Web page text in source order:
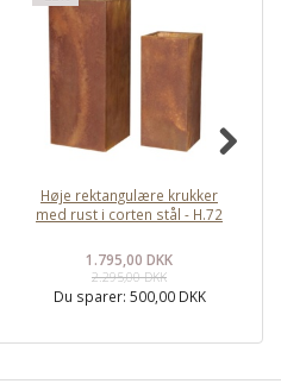
Høje rektangulære krukker
med rust i corten stål - H.72
1.795,00 DKK
2.295,00 DKK
Du sparer: 500,00 DKK